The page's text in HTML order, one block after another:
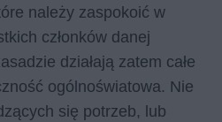
należy zaspokoić w
członków danej
działają zatem całe
ogólnoświatowa. Nie
się potrzeb, lub